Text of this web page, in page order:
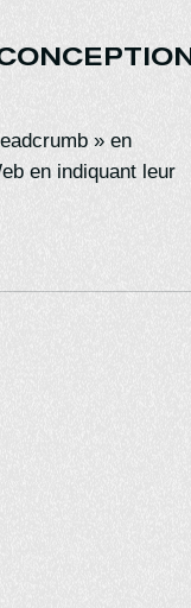
» en
en indiquant leur